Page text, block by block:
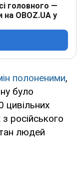
головного —
на OBOZ.UA у
полоненими,
було
цивільних
з російського
людей